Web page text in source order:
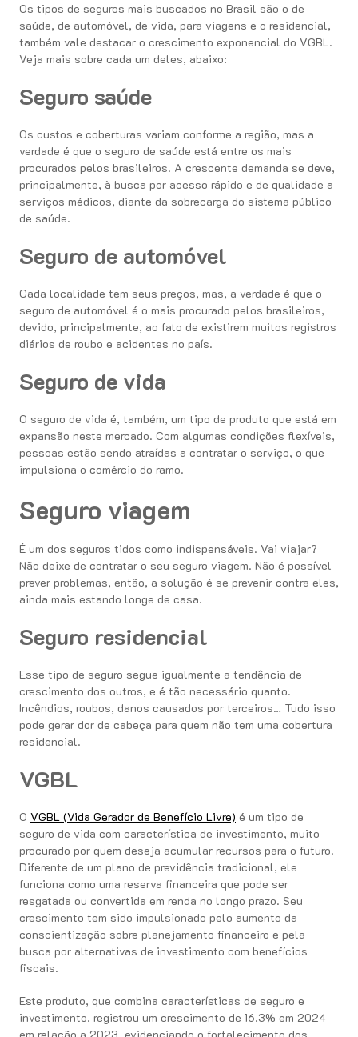
Os tipos de seguros mais buscados no Brasil são o de
saúde, de automóvel, de vida, para viagens e o residencial,
também vale destacar o crescimento exponencial do VGBL.
Veja mais sobre cada um deles, abaixo:
Seguro saúde
Os custos e coberturas variam conforme a região, mas a
verdade é que o seguro de saúde está entre os mais
procurados pelos brasileiros. A crescente demanda se deve,
principalmente, à busca por acesso rápido e de qualidade a
serviços médicos, diante da sobrecarga do sistema público
de saúde.
Seguro de automóvel
Cada localidade tem seus preços, mas, a verdade é que o
seguro de automóvel é o mais procurado pelos brasileiros,
devido, principalmente, ao fato de existirem muitos registros
diários de roubo e acidentes no país.
Seguro de vida
O seguro de vida é, também, um tipo de produto que está em
expansão neste mercado. Com algumas condições flexíveis,
pessoas estão sendo atraídas a contratar o serviço, o que
impulsiona o comércio do ramo.
Seguro viagem
É um dos seguros tidos como indispensáveis. Vai viajar?
Não deixe de contratar o seu seguro viagem. Não é possível
prever problemas, então, a solução é se prevenir contra eles,
ainda mais estando longe de casa.
Seguro residencial
Esse tipo de seguro segue igualmente a tendência de
crescimento dos outros, e é tão necessário quanto.
Incêndios, roubos, danos causados por terceiros… Tudo isso
pode gerar dor de cabeça para quem não tem uma cobertura
residencial.
VGBL
O VGBL (Vida Gerador de Benefício Livre) é um tipo de
seguro de vida com característica de investimento, muito
procurado por quem deseja acumular recursos para o futuro.
Diferente de um plano de previdência tradicional, ele
funciona como uma reserva financeira que pode ser
resgatada ou convertida em renda no longo prazo. Seu
crescimento tem sido impulsionado pelo aumento da
conscientização sobre planejamento financeiro e pela
busca por alternativas de investimento com benefícios
fiscais.
Este produto, que combina características de seguro e
investimento, registrou um crescimento de 16,3% em 2024